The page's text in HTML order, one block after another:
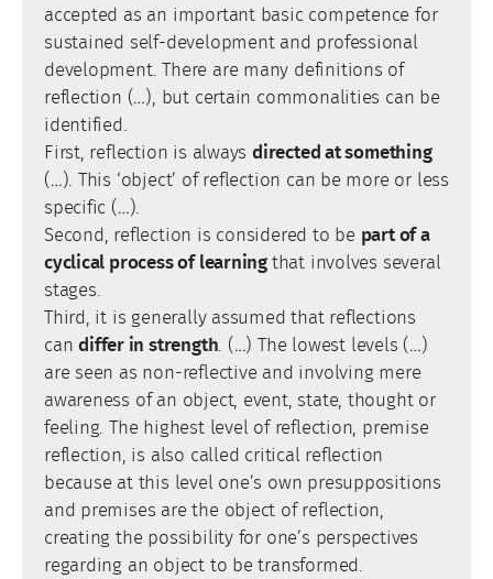
accepted as an important basic competence for
sustained self-development and professional
development. There are many definitions of
reflection (…), but certain commonalities can be
identified.
First, reflection is alwaysdirected at something
(…). This ‘object’ of reflection can be more or less
specific (…).
Second, reflection is considered to be part of a
cyclical process of learningthat involves several
stages.
Third, it is generally assumed that reflections
candiffer in strength. (…) The lowest levels (…)
are seen as non-reflective and involving mere
awareness of an object, event, state, thought or
feeling. The highest level of reflection, premise
reflection, is also called critical reflection
because at this level one’s own presuppositions
and premises are the object of reflection,
creating the possibility for one’s perspectives
regarding an object to be transformed.